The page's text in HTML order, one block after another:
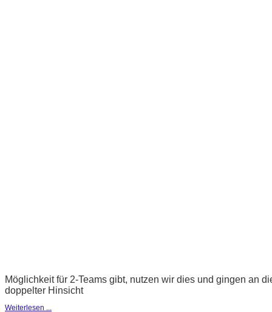
Möglichkeit für 2-Teams gibt, nutzen wir dies und gingen an
doppelter Hinsicht
Weiterlesen ...